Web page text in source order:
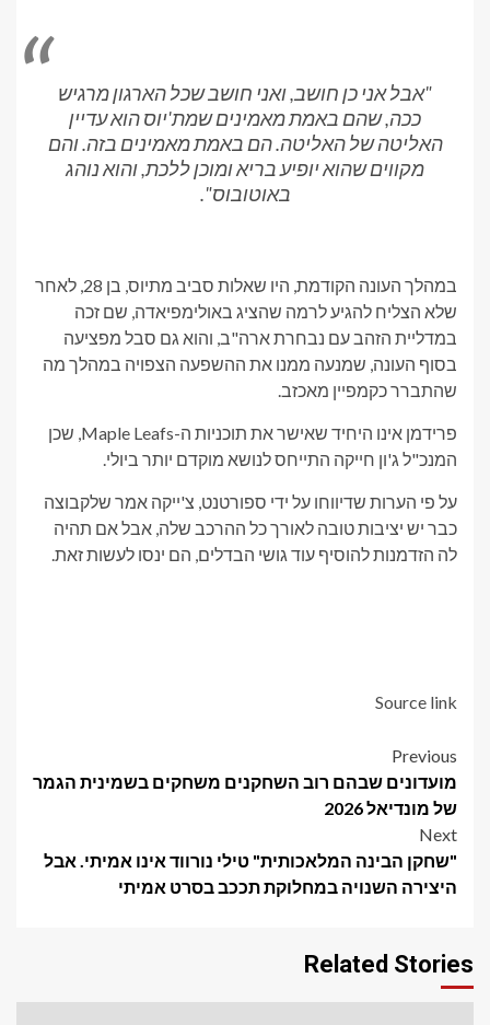
"אבל אני כן חושב, ואני חושב שכל הארגון מרגיש
ככה, שהם באמת מאמינים שמת'יוס הוא עדיין
האליטה של ​​האליטה. הם באמת מאמינים בזה. והם
מקווים שהוא יופיע בריא ומוכן ללכת, והוא נוהג
באוטובוס".
במהלך העונה הקודמת, היו שאלות סביב מתיוס, בן 28, לאחר
שלא הצליח להגיע לרמה שהציג באולימפיאדה, שם זכה
במדליית הזהב עם נבחרת ארה"ב, והוא גם סבל מפציעה
בסוף העונה, שמנעה ממנו את ההשפעה הצפויה במהלך מה
שהתברר כקמפיין מאכזב.
פרידמן אינו היחיד שאישר את תוכניות ה-Maple Leafs, שכן
המנכ"ל ג'ון חייקה התייחס לנושא מוקדם יותר ביולי.
על פי הערות שדיווחו על ידי ספורטנט, צ'ייקה אמר שלקבוצה
כבר יש יציבות טובה לאורך כל ההרכב שלה, אבל אם תהיה
לה הזדמנות להוסיף עוד גושי הבדלים, הם ינסו לעשות זאת.
Source link
Post
navigation
Previous
מועדונים שבהם רוב השחקנים משחקים בשמינית הגמר
של מונדיאל 2026
Next
"שחקן הבינה המלאכותית" טילי נורווד אינו אמיתי. אבל
היצירה השנויה במחלוקת תככב בסרט אמיתי
Related Stories